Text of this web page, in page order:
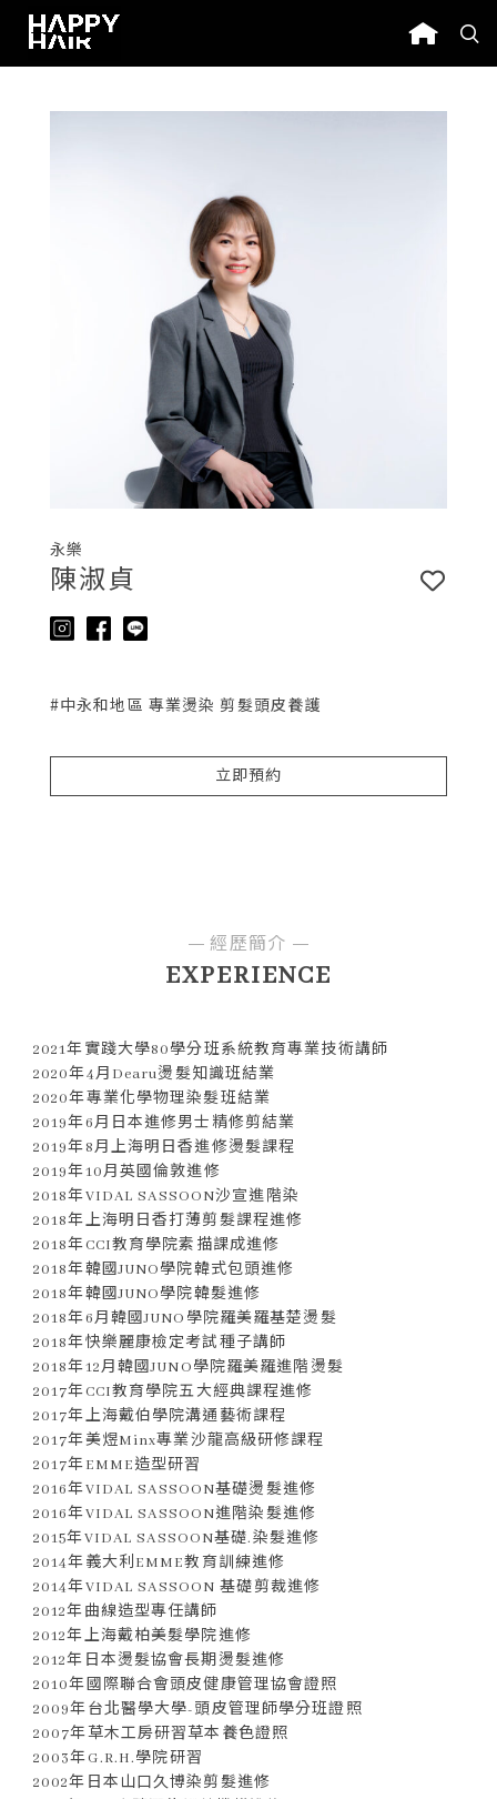
永樂
陳淑貞
#中永和地區 專業燙染 剪髮頭皮養護
立即預約
EXPERIENCE
經歷簡介
2021年實踐大學80學分班系統教育專業技術講師
2020年4月Dearu燙髮知識班結業
2020年專業化學物理染髮班結業
2019年6月日本進修男士精修剪結業
2019年8月上海明日香進修燙髮課程
2019年10月英國倫敦進修
2018年VIDAL SASSOON沙宣進階染
2018年上海明日香打薄剪髮課程進修
2018年CCI教育學院素描課成進修
2018年韓國JUNO學院韓式包頭進修
2018年韓國JUNO學院韓髮進修
2018年6月韓國JUNO學院羅美羅基楚燙髮
2018年快樂麗康檢定考試種子講師
2018年12月韓國JUNO學院羅美羅進階燙髮
2017年CCI教育學院五大經典課程進修
2017年上海戴伯學院溝通藝術課程
2017年美煜Minx專業沙龍高級研修課程
2017年EMME造型研習
2016年VIDAL SASSOON基礎燙髮進修
2016年VIDAL SASSOON進階染髮進修
2015年VIDAL SASSOON基礎.染髮進修
2014年義大利EMME教育訓練進修
2014年VIDAL SASSOON 基礎剪裁進修
2012年曲線造型專任講師
2012年上海戴柏美髮學院進修
2012年日本燙髮協會長期燙髮進修
2010年國際聯合會頭皮健康管理協會證照
2009年台北醫學大學-頭皮管理師學分班證照
2007年草木工房研習草本養色證照
2003年G.R.H.學院研習
2002年日本山口久博染剪髮進修